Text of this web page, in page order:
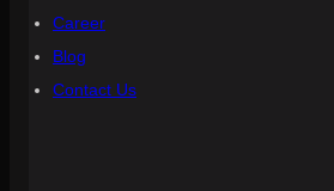
Career
Blog
Contact Us